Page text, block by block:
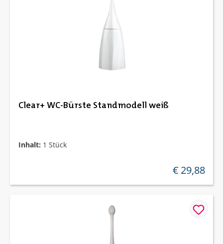
Clear+ WC-Bürste Standmodell weiß
Inhalt: 1 Stück
regulärer
€ 29,88